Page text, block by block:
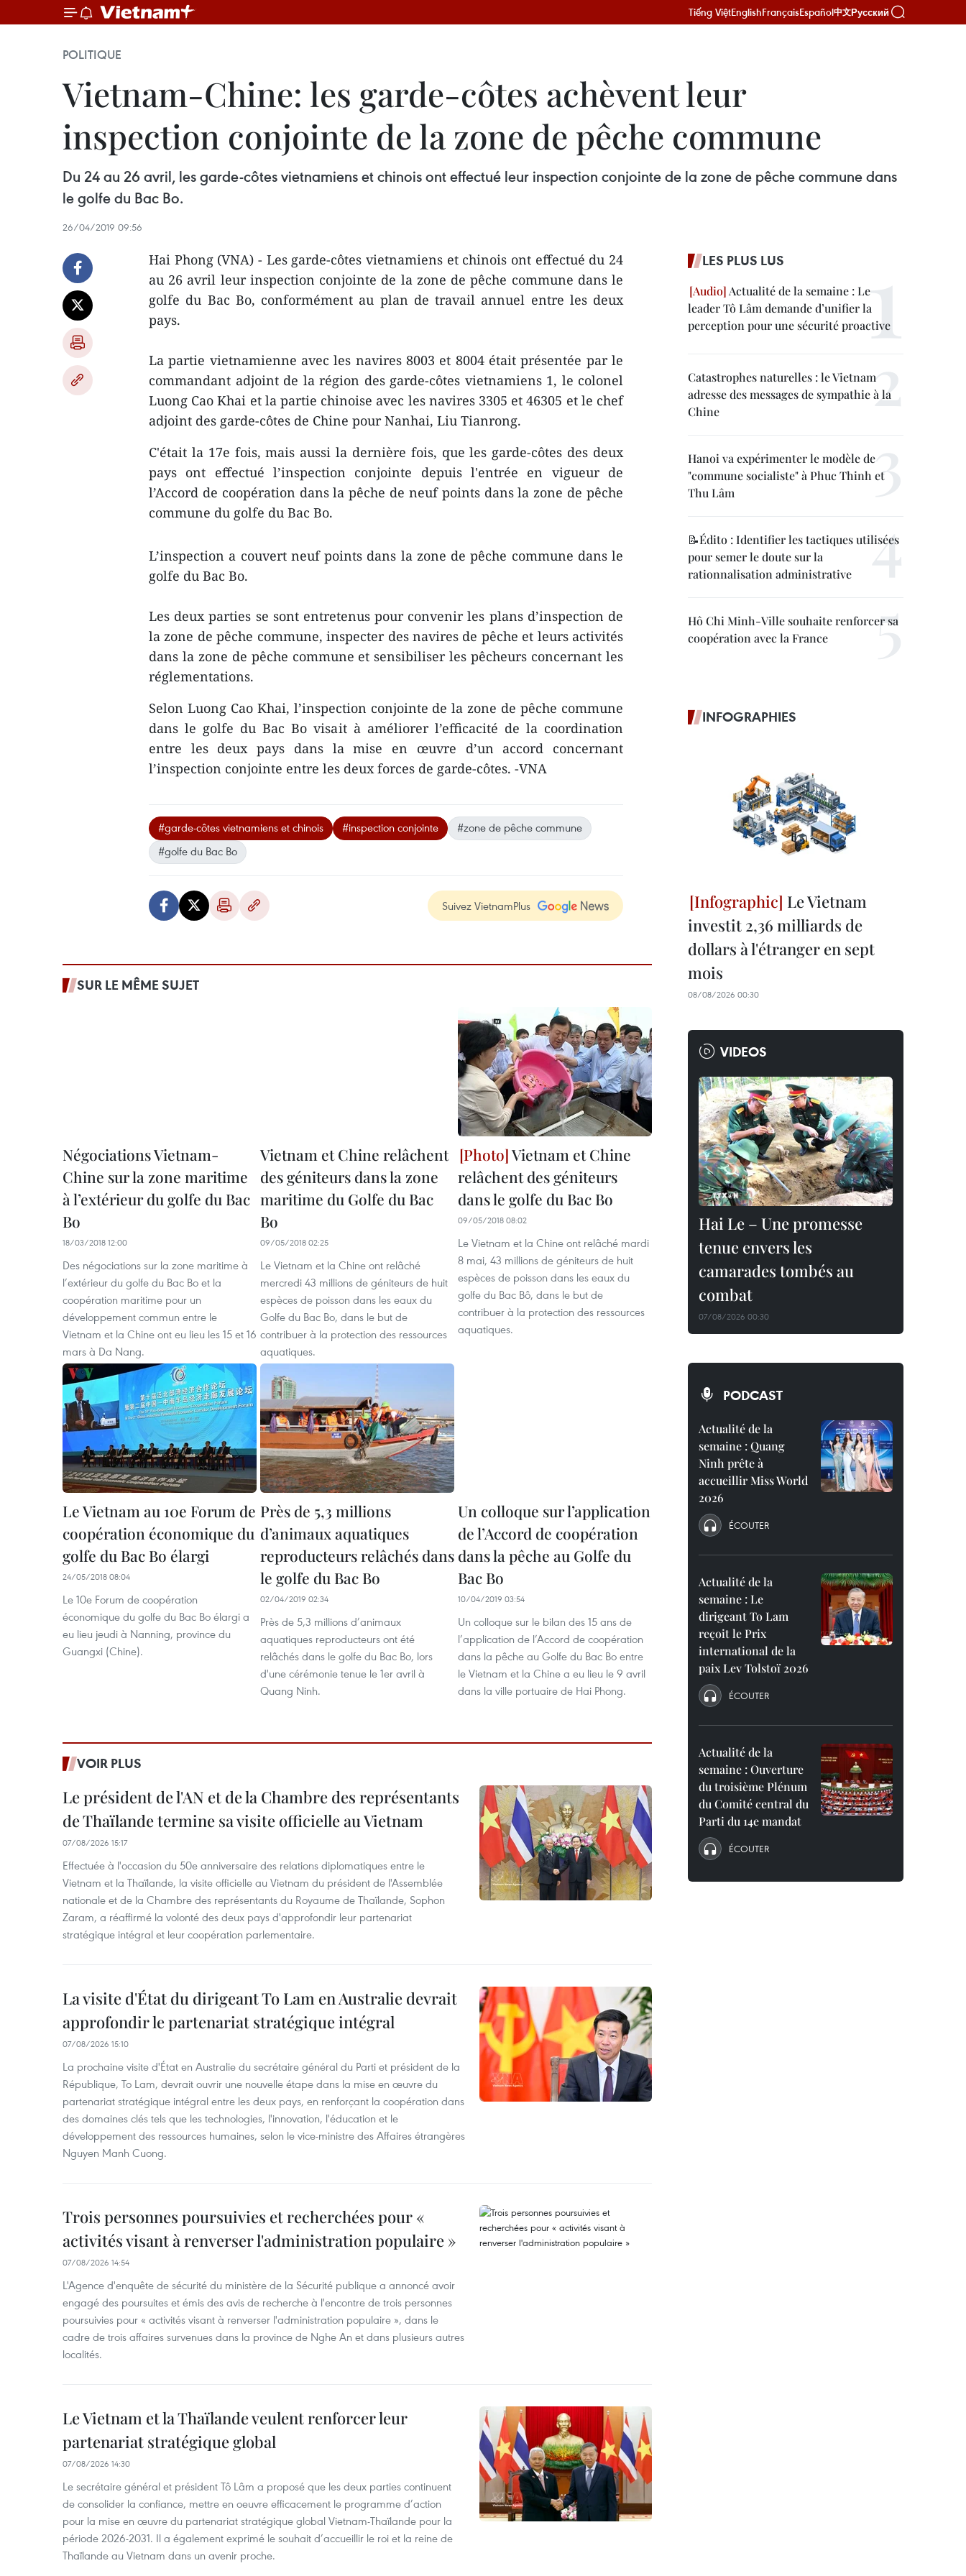
Tiếng ViệtEnglishFrançaisEspañol中文Русский
POLITIQUE
Vietnam-Chine: les garde-côtes achèvent leur
inspection conjointe de la zone de pêche commune
Du 24 au 26 avril, les garde-côtes vietnamiens et chinois ont effectué leur inspection conjointe de la zone de pêche commune dans
le golfe du Bac Bo.
26/04/2019 09:56
Hai Phong (VNA) - Les garde-côtes vietnamiens et chinois ont effectué du 24
au 26 avril leur inspection conjointe de la zone de pêche commune dans le
golfe du Bac Bo, conformément au plan de travail annuel entre les deux
pays.
La partie vietnamienne avec les navires 8003 et 8004 était présentée par le
commandant adjoint de la région des garde-côtes vietnamiens 1, le colonel
Luong Cao Khai et la partie chinoise avec les navires 3305 et 46305 et le chef
adjoint des garde-côtes de Chine pour Nanhai, Liu Tianrong.
C'était la 17e fois, mais aussi la dernière fois, que les garde-côtes des deux
pays ont effectué l’inspection conjointe depuis l'entrée en vigueur de
l’Accord de coopération dans la pêche de neuf points dans la zone de pêche
commune du golfe du Bac Bo.
L’inspection a couvert neuf points dans la zone de pêche commune dans le
golfe du Bac Bo.
Les deux parties se sont entretenus pour convenir les plans d’inspection de
la zone de pêche commune, inspecter des navires de pêche et leurs activités
dans la zone de pêche commune et sensibiliser les pêcheurs concernant les
réglementations.
Selon Luong Cao Khai, l’inspection conjointe de la zone de pêche commune
dans le golfe du Bac Bo visait à améliorer l’efficacité de la coordination
entre les deux pays dans la mise en œuvre d’un accord concernant
l’inspection conjointe entre les deux forces de garde-côtes. -VNA
#garde-côtes vietnamiens et chinois #inspection conjointe
#zone de pêche commune
#golfe du Bac Bo
Suivez VietnamPlus
SUR LE MÊME SUJET
Négociations Vietnam-
Chine sur la zone maritime
à l’extérieur du golfe du Bac
Bo
18/03/2018 12:00
Des négociations sur la zone maritime à
l’extérieur du golfe du Bac Bo et la
coopération maritime pour un
développement commun entre le
Vietnam et la Chine ont eu lieu les 15 et 16
mars à Da Nang.
Vietnam et Chine relâchent
des géniteurs dans la zone
maritime du Golfe du Bac
Bo
09/05/2018 02:25
Le Vietnam et la Chine ont relâché
mercredi 43 millions de géniteurs de huit
espèces de poisson dans les eaux du
Golfe du Bac Bo, dans le but de
contribuer à la protection des ressources
aquatiques.
Vietnam et Chine
relâchent des géniteurs
dans le golfe du Bac Bo
09/05/2018 08:02
Le Vietnam et la Chine ont relâché mardi
8 mai, 43 millions de géniteurs de huit
espèces de poisson dans les eaux du
golfe du Bac Bô, dans le but de
contribuer à la protection des ressources
aquatiques.
Le Vietnam au 10e Forum de
coopération économique du
golfe du Bac Bo élargi
24/05/2018 08:04
Le 10e Forum de coopération
économique du golfe du Bac Bo élargi a
eu lieu jeudi à Nanning, province du
Guangxi (Chine).
Près de 5,3 millions
d’animaux aquatiques
reproducteurs relâchés dans
le golfe du Bac Bo
02/04/2019 02:34
Près de 5,3 millions d’animaux
aquatiques reproducteurs ont été
relâchés dans le golfe du Bac Bo, lors
d'une cérémonie tenue le 1er avril à
Quang Ninh.
Un colloque sur l’application
de l’Accord de coopération
dans la pêche au Golfe du
Bac Bo
10/04/2019 03:54
Un colloque sur le bilan des 15 ans de
l’application de l’Accord de coopération
dans la pêche au Golfe du Bac Bo entre
le Vietnam et la Chine a eu lieu le 9 avril
dans la ville portuaire de Hai Phong.
VOIR PLUS
Le président de l'AN et de la Chambre des représentants
de Thaïlande termine sa visite officielle au Vietnam
07/08/2026 15:17
Effectuée à l'occasion du 50e anniversaire des relations diplomatiques entre le
Vietnam et la Thaïlande, la visite officielle au Vietnam du président de l'Assemblée
nationale et de la Chambre des représentants du Royaume de Thaïlande, Sophon
Zaram, a réaffirmé la volonté des deux pays d'approfondir leur partenariat
stratégique intégral et leur coopération parlementaire.
La visite d'État du dirigeant To Lam en Australie devrait
approfondir le partenariat stratégique intégral
07/08/2026 15:10
La prochaine visite d'État en Australie du secrétaire général du Parti et président de la
République, To Lam, devrait ouvrir une nouvelle étape dans la mise en œuvre du
partenariat stratégique intégral entre les deux pays, en renforçant la coopération dans
des domaines clés tels que les technologies, l'innovation, l'éducation et le
développement des ressources humaines, selon le vice-ministre des Affaires étrangères
Nguyen Manh Cuong.
Trois personnes poursuivies et recherchées pour «
activités visant à renverser l'administration populaire »
07/08/2026 14:54
L'Agence d'enquête de sécurité du ministère de la Sécurité publique a annoncé avoir
engagé des poursuites et émis des avis de recherche à l'encontre de trois personnes
poursuivies pour « activités visant à renverser l'administration populaire », dans le
cadre de trois affaires survenues dans la province de Nghe An et dans plusieurs autres
localités.
Le Vietnam et la Thaïlande veulent renforcer leur
partenariat stratégique global
07/08/2026 14:30
Le secrétaire général et président Tô Lâm a proposé que les deux parties continuent
de consolider la confiance, mettre en oeuvre efficacement le programme d’action
pour la mise en œuvre du partenariat stratégique global Vietnam-Thaïlande pour la
période 2026-2031. Il a également exprimé le souhait d’accueillir le roi et la reine de
Thaïlande au Vietnam dans un avenir proche.
LES PLUS LUS
Actualité de la semaine : Le
leader Tô Lâm demande d’unifier la
perception pour une sécurité proactive
Catastrophes naturelles : le Vietnam
adresse des messages de sympathie à la
Chine
Hanoi va expérimenter le modèle de
"commune socialiste" à Phuc Thinh et
Thu Lâm
📝Édito : Identifier les tactiques utilisées
pour semer le doute sur la
rationnalisation administrative
Hô Chi Minh-Ville souhaite renforcer sa
coopération avec la France
INFOGRAPHIES
Le Vietnam
investit 2,36 milliards de
dollars à l'étranger en sept
mois
08/08/2026 00:30
VIDEOS
Hai Le – Une promesse
tenue envers les
camarades tombés au
combat
07/08/2026 00:30
PODCAST
Actualité de la
semaine : Quang
Ninh prête à
accueillir Miss World
2026
ÉCOUTER
Actualité de la
semaine : Le
dirigeant To Lam
reçoit le Prix
international de la
paix Lev Tolstoï 2026
ÉCOUTER
Actualité de la
semaine : Ouverture
du troisième Plénum
du Comité central du
Parti du 14e mandat
ÉCOUTER